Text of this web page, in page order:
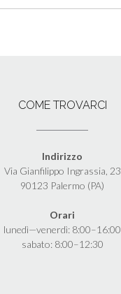
COME TROVARCI
Indirizzo
Via Gianfilippo Ingrassia, 23
90123 Palermo (PA)
Orari
lunedì—venerdì: 8:00–16:00
sabato: 8:00–12:30